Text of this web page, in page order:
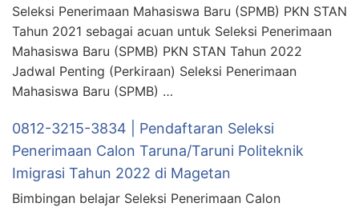
Seleksi Penerimaan Mahasiswa Baru (SPMB) PKN STAN
Tahun 2021 sebagai acuan untuk Seleksi Penerimaan
Mahasiswa Baru (SPMB) PKN STAN Tahun 2022
Jadwal Penting (Perkiraan) Seleksi Penerimaan
Mahasiswa Baru (SPMB) …
0812-3215-3834 | Pendaftaran Seleksi
Penerimaan Calon Taruna/Taruni Politeknik
Imigrasi Tahun 2022 di Magetan
Bimbingan belajar Seleksi Penerimaan Calon